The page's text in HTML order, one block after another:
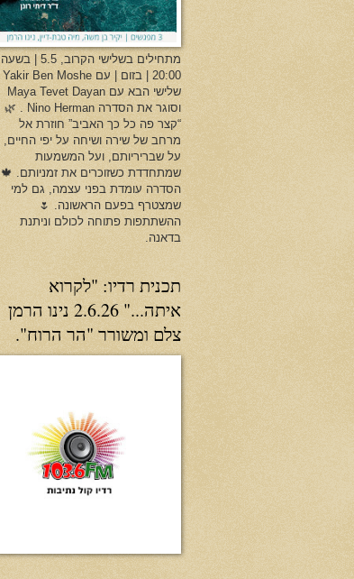
מתחילים בשלישי הקרוב, 5.5 | בשעה
שלישי הבא עם Maya Tevet Dayan
וסוגר את הסדרה Nino Herman . 🌿
“קצר פה כל כך האביב” חוזרת אל
מרחב של שירה ושיחה על יפי החיים,
על שבריריותם, ועל המשמעות
שמתחדדת כשזוכרים את זמניותם. 🍁
הסדרה עומדת בפני עצמה, גם למי
שמצטרף בפעם הראשונה. 🌷
ההשתתפות פתוחה לכולם וניתנת
בדאנה.
תכנית רדיו: "לקרוא
איתה..." 2.6.26 נינו הרמן
צלם ומשורר "הר הרוח".